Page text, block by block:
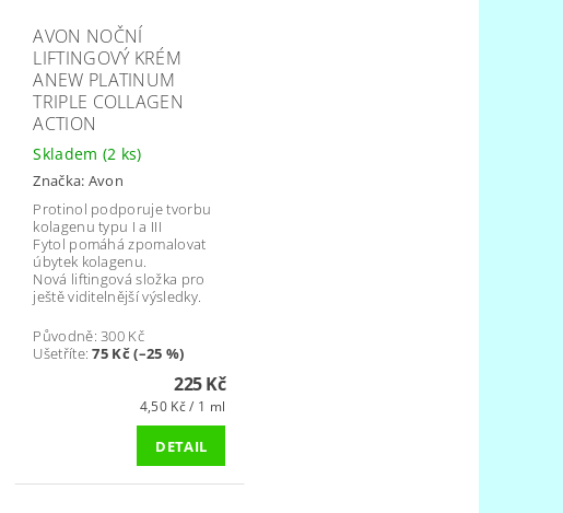
AVON NOČNÍ
LIFTINGOVÝ KRÉM
ANEW PLATINUM
TRIPLE COLLAGEN
ACTION
Skladem (2 ks)
Značka: Avon
Protinol podporuje tvorbu
kolagenu typu I a III
Fytol pomáhá zpomalovat
úbytek kolagenu.
Nová liftingová složka pro
ještě viditelnější výsledky.
Původně:300 Kč
Ušetříte:75 Kč (–25 %)
225 Kč
4,50 Kč / 1 ml
DETAIL